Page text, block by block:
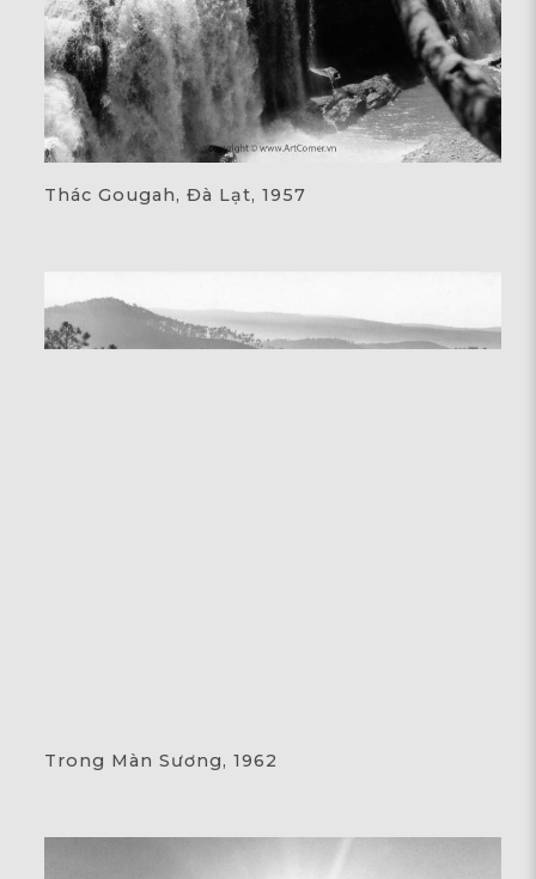
Thác Gougah, Đà Lạt, 1957
Trong Màn Sương, 1962